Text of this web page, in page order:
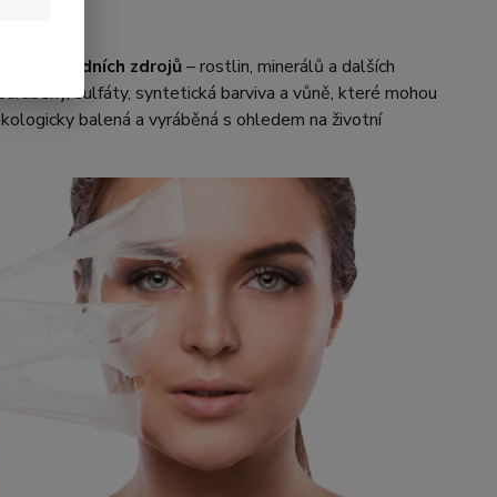
z přírodních zdrojů– rostlin, minerálů a dalších
sulfáty, syntetická barviva a vůně, které mohou
balená a vyráběná s ohledem na životní